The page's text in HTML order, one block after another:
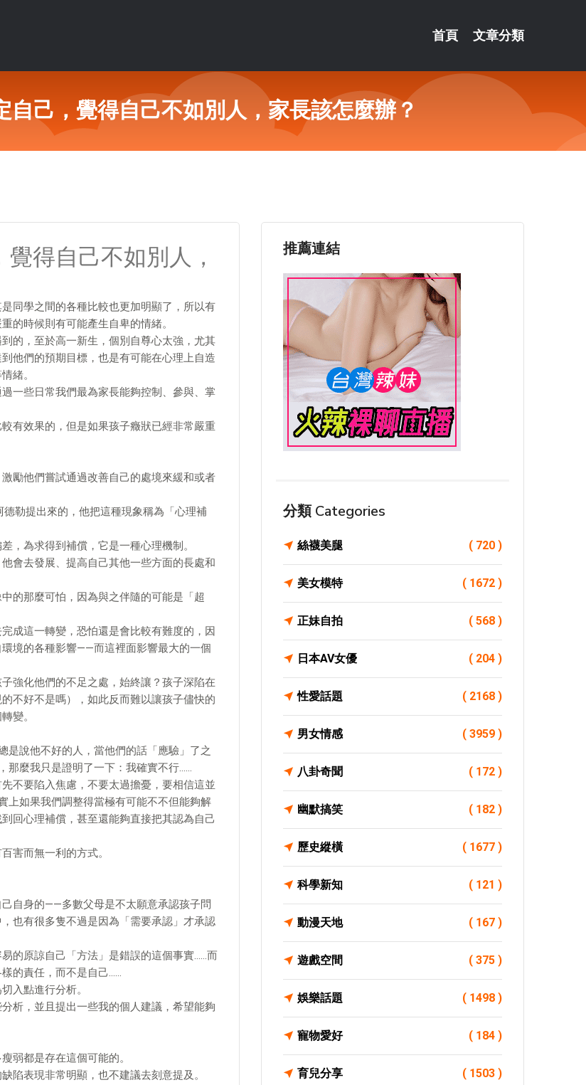
首頁 文章分類
自己，覺得自己不如別人，家長該怎麼辦？
得自己不如別人，
同學之間的各種比較也更加明顯了，所以有
的時候則有可能產生自卑的情緒。
的，至於高一新生，個別自尊心太強，尤其
他們的預期目標，也是有可能在心理上自造
緒。
一些日常我們最為家長能夠控制、參與、掌
有效果的，但是如果孩子癥狀已經非常嚴重
勵他們嘗試通過改善自己的處境來緩和或者
勒提出來的，他把這種現象稱為「心理補
，為求得到補償，它是一種心理機制。
會去發展、提高自己其他一些方面的長處和
的那麼可怕，因為與之伴隨的可能是「超
成這一轉變，恐怕還是會比較有難度的，因
境的各種影響——而這裡面影響最大的一個
強化他們的不足之處，始終讓？孩子深陷在
不好不是嗎），如此反而難以讓孩子儘快的
變。
說他不好的人，當他們的話「應驗」了之
那麼我只是證明了一下：我確實不行……
不要陷入焦慮，不要太過擔憂，要相信這並
如果我們調整得當極有可能不不但能夠解
回心理補償，甚至還能夠直接把其認為自己
害而無一利的方式。
自身的——多數父母是不太願意承認孩子問
也有很多隻不過是因為「需要承認」才承認
的原諒自己「方法」是錯誤的這個事實……而
的責任，而不是自己……
入點進行分析。
析，並且提出一些我的個人建議，希望能夠
弱都是存在這個可能的。
陷表現非常明顯，也不建議去刻意提及。
推薦連結
分類 Categories
絲襪美腿 ( 720 )
美女模特 ( 1672 )
正妹自拍 ( 568 )
日本AV女優 ( 204 )
性愛話題 ( 2168 )
男女情感 ( 3959 )
八卦奇聞 ( 172 )
幽默搞笑 ( 182 )
歷史縱橫 ( 1677 )
科學新知 ( 121 )
動漫天地 ( 167 )
遊戲空間 ( 375 )
娛樂話題 ( 1498 )
寵物愛好 ( 184 )
育兒分享 ( 1503 )